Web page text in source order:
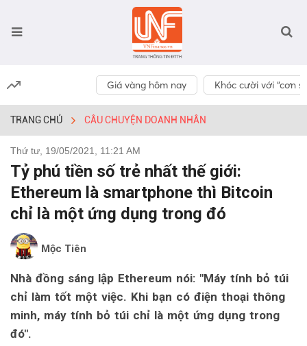
Giá vàng hôm nay Khóc cười với “cơn
TRANG CHỦ CÂU CHUYỆN DOANH NHÂN
Thứ tư, 19/05/2021, 11:21 AM
Tỷ phú tiền số trẻ nhất thế giới:
Ethereum là smartphone thì Bitcoin
chỉ là một ứng dụng trong đó
Mộc Tiên
Nhà đồng sáng lập Ethereum nói: "Máy tính bỏ túi
chỉ làm tốt một việc. Khi bạn có điện thoại thông
minh, máy tính bỏ túi chỉ là một ứng dụng trong
đó".